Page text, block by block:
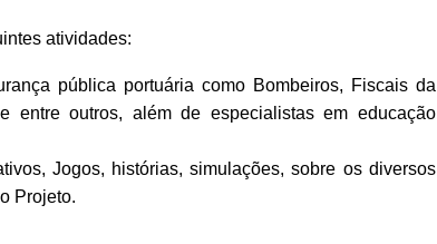
atividades:
pública portuária como Bombeiros, Fiscais da
entre outros, além de especialistas em educação
Jogos, histórias, simulações, sobre os diversos
Projeto.